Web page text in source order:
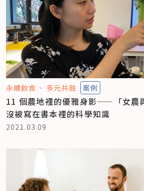
永續飲食 多元共融 案例
11 個農地裡的優雅身影——「女農
沒被寫在書本裡的科學知識
2021.03.09